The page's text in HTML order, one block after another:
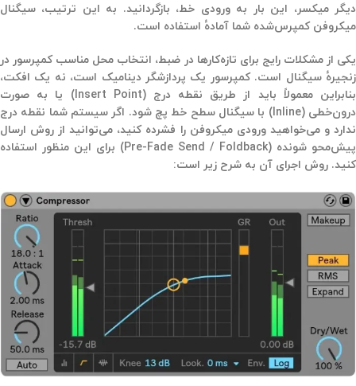
دیگر میکسر، این بار بهورودی خط، بازگردانید. به این ترتیب، سیگنال
میکروفن کمپرس‌شده شما آمادهٔ استفاده است.
یکی از مشکلات رایج برای تازه‌کارها در ضبط، انتخاب محل مناسب کمپرسور در
زنجیرهٔ سیگنال است. کمپرسور یک پردازشگر دینامیک است، نه یک افکت،
بنابراین معمولاً باید از طریق نقطه درج (Insert Point)
یا به صورت
درون‌خطی (Inline) با سیگنال سطح خط پچ شود. اگر سیستم شما نقطه درج
ندارد و می‌خواهید ورودی میکروفن را فشرده کنید، می‌توانید از روش ارسال
پیش‌محو شونده (Pre-Fade Send / Foldback)
برای این منظور استفاده
کنید. روش اجرای آن به شرح زیر است: